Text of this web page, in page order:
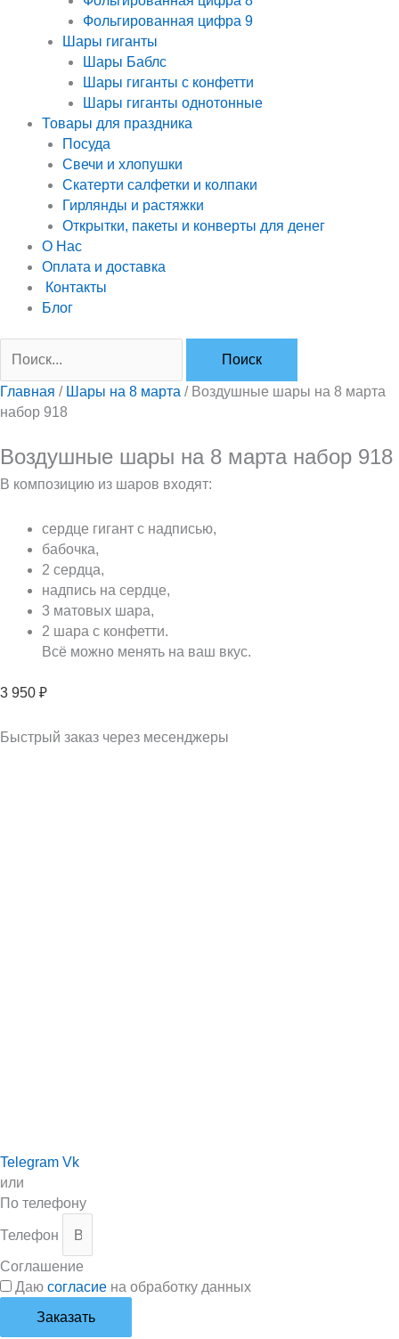
Фольгированная цифра 9
Шары гиганты
Шары Баблс
Шары гиганты с конфетти
Шары гиганты однотонные
Товары для праздника
Посуда
Свечи и хлопушки
Скатерти салфетки и колпаки
Гирлянды и растяжки
Открытки, пакеты и конверты для денег
О Нас
Оплата и доставка
Контакты
Блог
Главная / Шары на 8 марта / Воздушные шары на 8 марта
набор 918
Воздушные шары на 8 марта набор 918
В композицию из шаров входят:
сердце гигант с надписью,
бабочка,
2 сердца,
надпись на сердце,
3 матовых шара,
2 шара с конфетти.
Всё можно менять на ваш вкус.
3 950 ₽
Быстрый заказ через месенджеры
Telegram Vk
или
По телефону
Телефон
Соглашение
Даю согласие на обработку данных
Заказать